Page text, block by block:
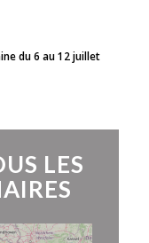
du 6 au 12 juillet
LES